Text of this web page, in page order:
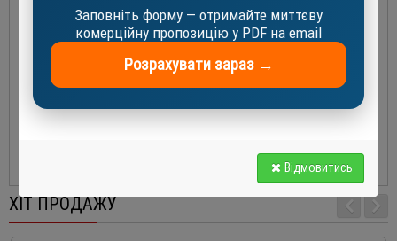
методом блокування всмоктування в головках циліндрів, або за
допомогою перетворювачів частоти від 25 Гц до 60 Гц
• Кожна модель цієї серії компресорів може використовуватися
зі всіма стандартними холодоагентами
Максимально допустимий тиск (PS)
ХІТ ПРОДАЖУ
Заповніть форму — отримайте миттєву
комерційну пропозицію у PDF на email
Розрахувати зараз →
Відмовитись